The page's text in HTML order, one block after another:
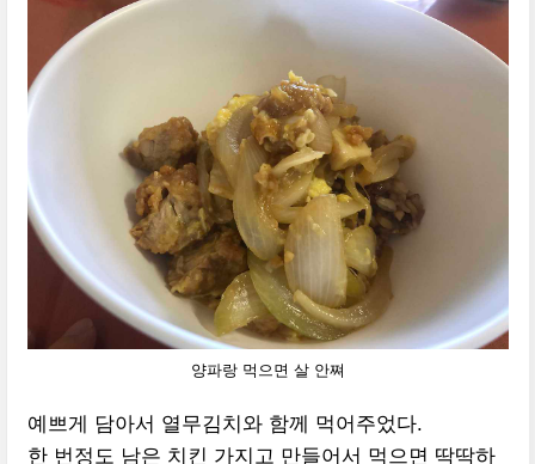
양파랑 먹으면 살 안쪄
예쁘게 담아서 열무김치와 함께 먹어주었다.
한 번정도 남은 치킨 가지고 만들어서 먹으면 딱딱하